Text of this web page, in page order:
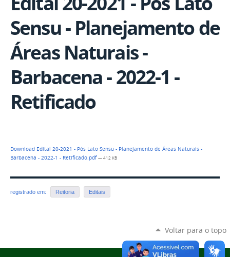
Sensu - Planejamento de
Áreas Naturais -
Barbacena - 2022-1 -
Retificado
Download Edital 20-2021 - Pós Lato Sensu - Planejamento de Áreas Naturais -
Barbacena - 2022-1 - Retificado.pdf— 412 KB
registrado em: Reitoria Editais
Voltar para o topo